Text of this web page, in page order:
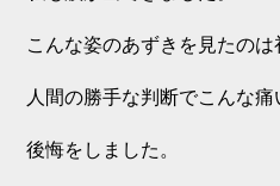
こんな姿のあずきを見たのは
人間の勝手な判断でこんな
後悔をしました。